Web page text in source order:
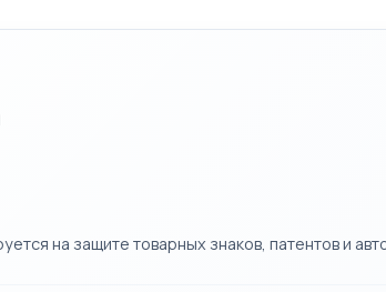
на защите товарных знаков, патентов и